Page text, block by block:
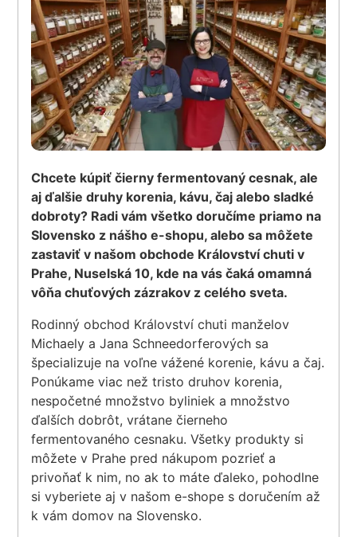
Chcete kúpiť čierny fermentovaný cesnak, ale
aj ďalšie druhy korenia, kávu, čaj alebo sladké
dobroty? Radi vám všetko doručíme priamo na
Slovensko z nášho e-shopu, alebo sa môžete
zastaviť v našom obchode Království chuti v
Prahe, Nuselská 10, kde na vás čaká omamná
vôňa chuťových zázrakov z celého sveta.
Rodinný obchod Království chuti manželov
Michaely a Jana Schneedorferových sa
špecializuje na voľne vážené korenie, kávu a čaj.
Ponúkame viac než tristo druhov korenia,
nespočetné množstvo byliniek a množstvo
ďalších dobrôt, vrátane čierneho
fermentovaného cesnaku. Všetky produkty si
môžete v Prahe pred nákupom pozrieť a
privoňať k nim, no ak to máte ďaleko, pohodlne
si vyberiete aj v našom e-shope s doručením až
k vám domov na Slovensko.